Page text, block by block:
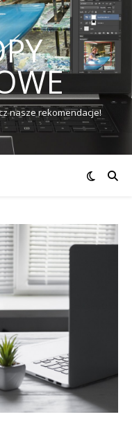
nasze rekomendacje!